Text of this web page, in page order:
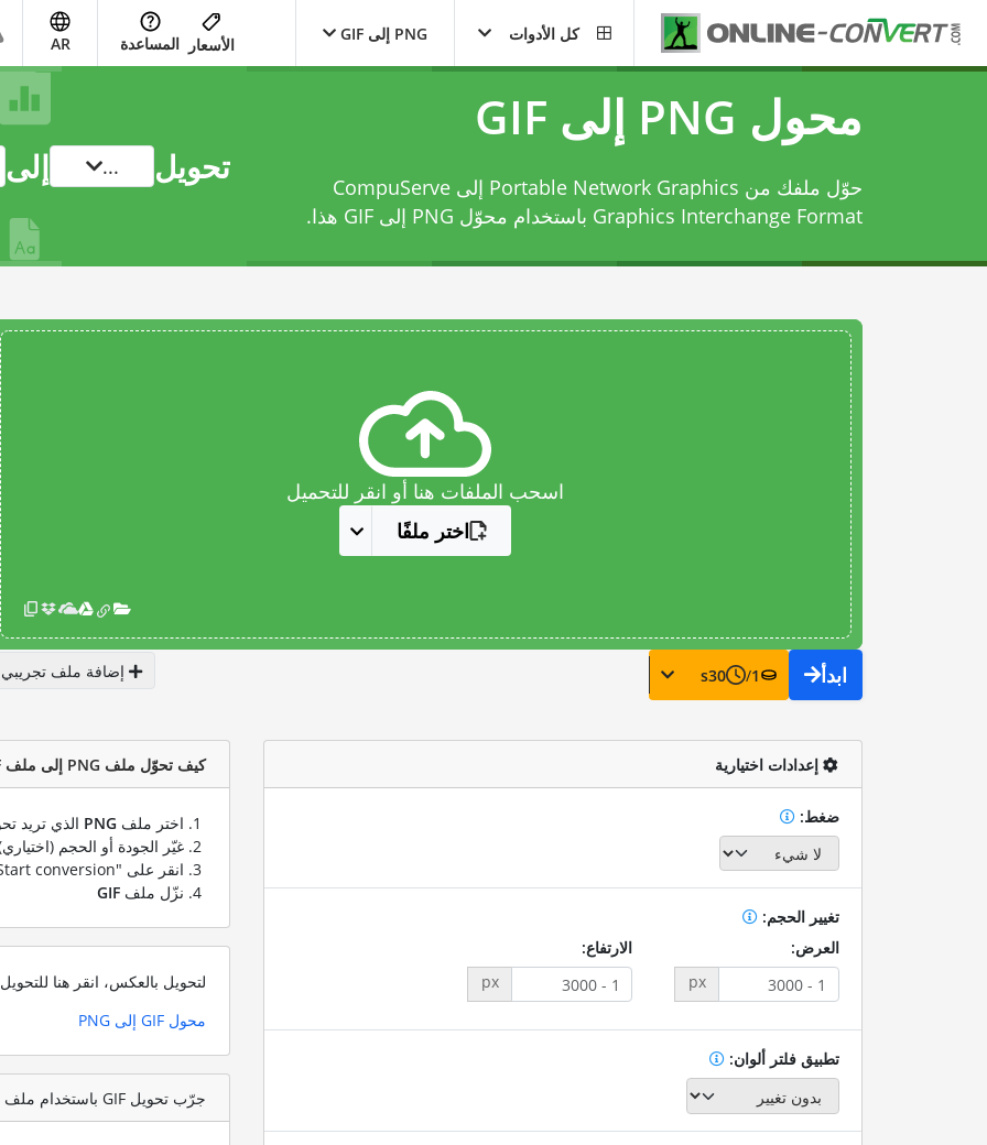
كل الأدوات PNG إلى GIF
الأسعار المساعدة AR
محول PNG إلى GIF
حوّل ملفك من Portable Network Graphics إلى CompuServe
Graphics Interchange Format باستخدام
محوّل PNG إلى GIF هذا.
تحويل ... إلى
اسحب الملفات هنا أو انقر للتحميل
اختر ملفًا
ابدأ 1
/
30
s إضافة ملف تجريبي
إعدادات اختيارية
ضغط:
تغيير الحجم:
العرض:
px
الارتفاع:
px
تطبيق فلتر ألوان:
كيف تحوّل ملف PNG إلى ملف GIF؟
اختر ملف PNG الذي تريد
غيّر الجودة أو الحجم
انقر على "Start conversion" لتحويل ملفك من
نزّل ملف GIF
لتحويل بالعكس، انقر هنا
محول GIF إلى PNG
جرّب تحويل GIF باستخدام ملف اختبار PNG